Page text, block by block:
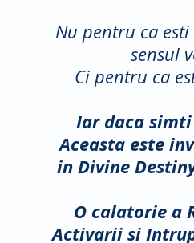
Nu pentru ca
sensul
Ci pentru ca
Iar daca
Aceasta este
in Divine
O calatorie a
Activarii si